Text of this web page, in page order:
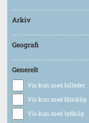
Arkiv
Geografi
Generelt
Vis kun med billeder
Vis kun med filmklip
Vis kun med lydklip